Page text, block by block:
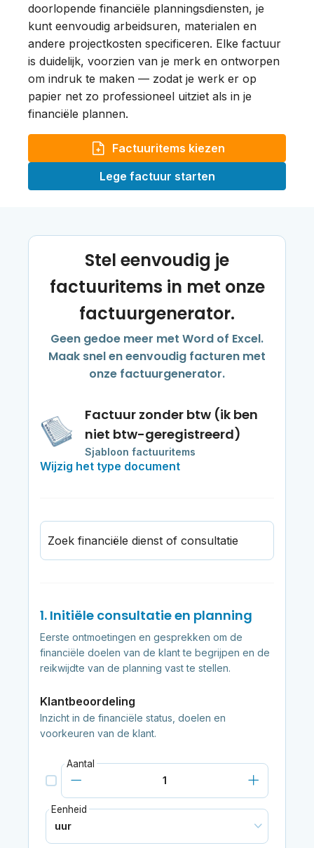
doorlopende financiële planningsdiensten, je
kunt eenvoudig arbeidsuren, materialen en
andere projectkosten specificeren. Elke factuur
is duidelijk, voorzien van je merk en ontworpen
om indruk te maken — zodat je werk er op
papier net zo professioneel uitziet als in je
financiële plannen.
Factuuritems kiezen
Lege factuur starten
Stel eenvoudig je
factuuritems in met onze
factuurgenerator.
Geen gedoe meer met Word of Excel.
Maak snel en eenvoudig facturen met
onze factuurgenerator.
Factuur zonder btw (ik ben
niet btw-geregistreerd)
Sjabloon factuuritems
Wijzig het type document
Zoek financiële dienst of consultatie
1. Initiële consultatie en planning
Eerste ontmoetingen en gesprekken om de
financiële doelen van de klant te begrijpen en de
reikwijdte van de planning vast te stellen.
Klantbeoordeling
Inzicht in de financiële status, doelen en
voorkeuren van de klant.
Aantal
Eenheid